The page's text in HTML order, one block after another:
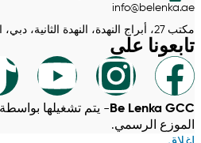
info@belenka.ae
مكتب 27، أبراج النهدة، النهدة الثانية، دبي، الإمارات العربية المتحدة
تابعونا على
Be Lenka GCC
الموزع الرسمي.